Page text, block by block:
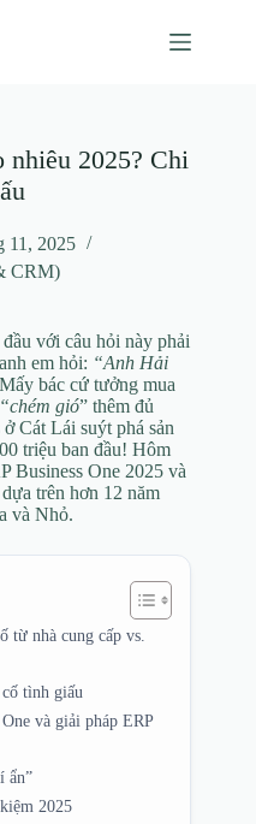
nhiêu 2025? Chi
11, 2025
CRM)
với câu hỏi này phải
em hỏi: “Anh Hải
Mấy bác cứ tưởng mua
“chém gió” thêm đủ
Cát Lái suýt phá sản
triệu ban đầu! Hôm
Business One 2025 và
trên hơn 12 năm
và Nhỏ.
từ nhà cung cấp vs.
tình giấu
và giải pháp ERP
ẩn”
2025